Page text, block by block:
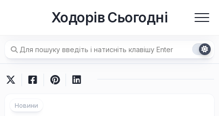
Ходорів Сьогодні
Новини